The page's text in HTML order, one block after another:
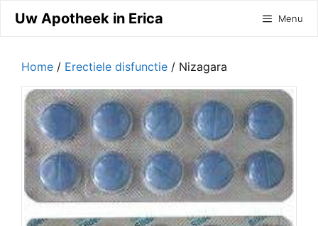
naar
inhoud
Uw Apotheek in Erica Menu
Home / Erectiele disfunctie / Nizagara